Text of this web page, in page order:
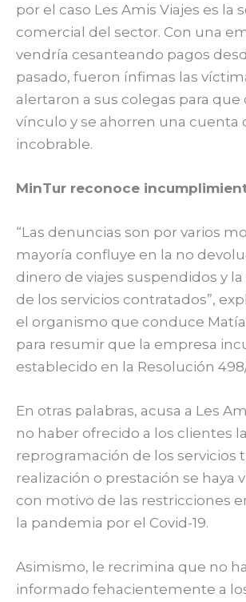
por el caso Les Amis Viajes es la
comercial del sector. Con una
vendría cesanteando pagos
pasado, fueron ínfimas las
alertaron a sus colegas para que
vínculo y se ahorren una cuenta
incobrable.
MinTur reconoce
“Las denuncias son por varios
mayoría confluye en la no
dinero de viajes suspendidos y
de los servicios contratados”,
el organismo que conduce
para resumir que la empresa
establecido en la Resolución
En otras palabras, acusa a Les
no haber ofrecido a los clientes la
reprogramación de los servicios
realización o prestación se haya
con motivo de las restricciones
la pandemia por el Covid-19.
Asimismo, le recrimina que no
informado fehacientemente a